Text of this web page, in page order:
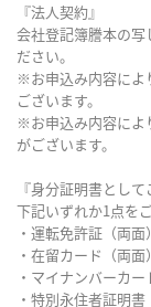
『法人契約』
会社登記簿謄本の写
ださい。
※お申込み内容によ
ございます。
※お申込み内容によ
がございます。
『身分証明書とし
下記いずれか1点を
・運転免許証（両面）
・在留カード（両面）
・マイナンバーカー
・特別永住者証明書